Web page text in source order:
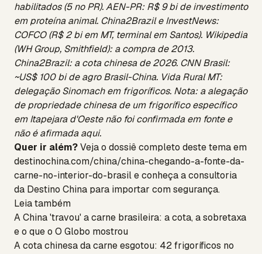
habilitados (5 no PR). AEN-PR: R$ 9 bi de investimento
em proteína animal. China2Brazil e InvestNews:
COFCO (R$ 2 bi em MT, terminal em Santos). Wikipedia
(WH Group, Smithfield): a compra de 2013.
China2Brazil: a cota chinesa de 2026. CNN Brasil:
~US$ 100 bi de agro Brasil-China. Vida Rural MT:
delegação Sinomach em frigoríficos. Nota: a alegação
de propriedade chinesa de um frigorífico específico
em Itapejara d'Oeste não foi confirmada em fonte e
não é afirmada aqui.
Quer ir além?Veja o dossiê completo deste tema em
destinochina.com/china/china-chegando-a-fonte-da-
carne-no-interior-do-brasile conheça aconsultoria
da Destino China para importar com segurança.
Leia também
A China 'travou' a carne brasileira: a cota, a sobretaxa
e o que o O Globo mostrou
A cota chinesa da carne esgotou: 42 frigoríficos no